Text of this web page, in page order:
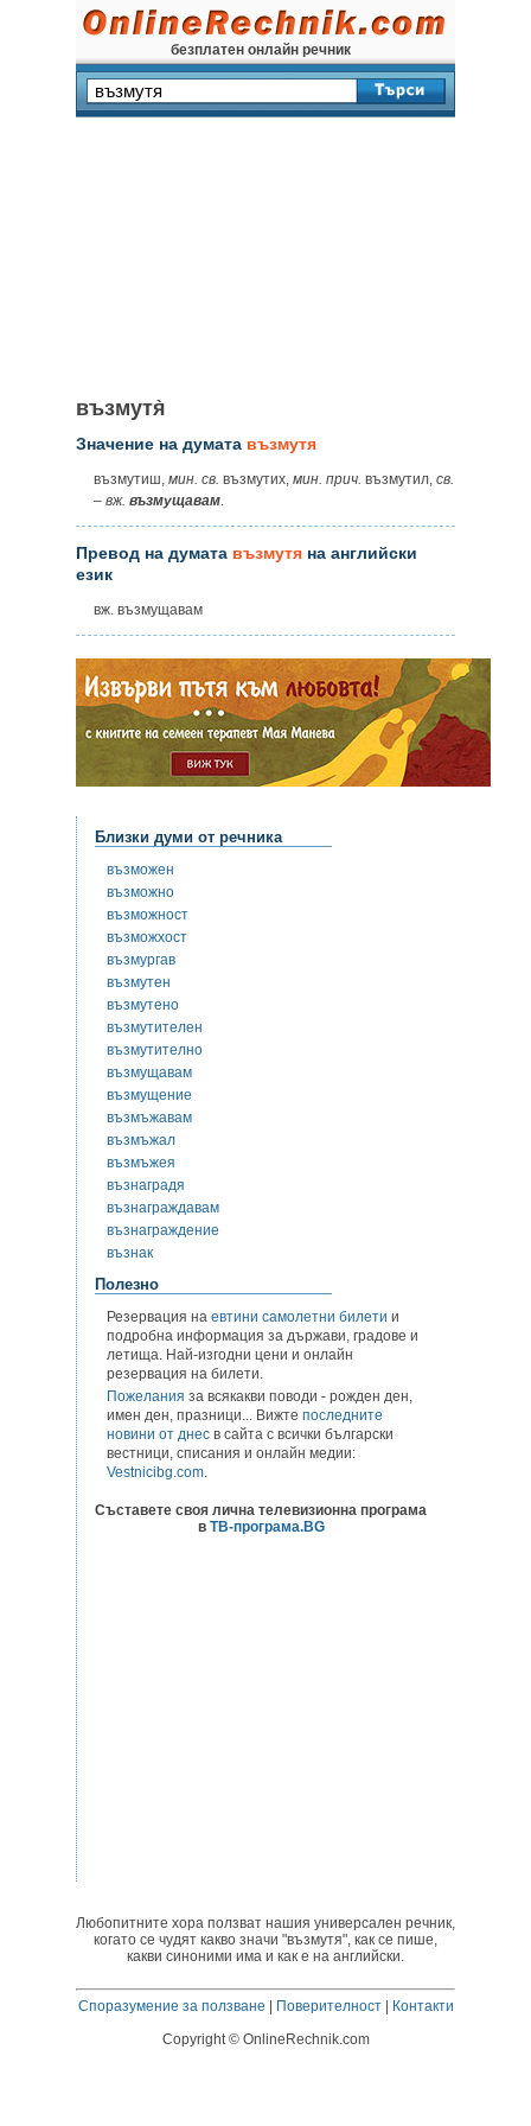
безплатен онлайн речник
възмутя̀
Значение на думата възмутя
възмутиш, мин. св. възмутих, мин. прич. възмутил, св.
– вж. възмущавам.
Превод на думата възмутя на английски
език
вж. възмущавам
Близки думи от речника
възможен
възможно
възможност
възможхост
възмургав
възмутен
възмутено
възмутителен
възмутително
възмущавам
възмущение
възмъжавам
възмъжал
възмъжея
възнаградя
възнаграждавам
възнаграждение
възнак
Полезно
Резервация на евтини самолетни билети и
подробна информация за държави, градове и
летища. Най-изгодни цени и онлайн
резервация на билети.
Пожелания за всякакви поводи - рожден ден,
имен ден, празници... Вижте последните
новини от днес в сайта с всички български
вестници, списания и онлайн медии:
Vestnicibg.com.
Съставете своя лична телевизионна програма
в ТВ-програма.BG
Любопитните хора ползват нашия универсален речник,
когато се чудят какво значи "възмутя", как се пише,
какви синоними има и как е на английски.
Споразумение за ползване | Поверителност| Контакти
Copyright © OnlineRechnik.com